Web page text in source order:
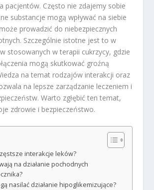
pacjentów. Często nie zdajemy sobie
substancje mogą wpływać na siebie
prowadzić do niebezpiecznych
Szczególnie istotne jest to w
stosowanych w terapii cukrzycy, gdzie
mogą skutkować groźną
na temat rodzajów interakcji oraz
na lepsze zarządzanie leczeniem i
Warto zgłębić ten temat,
zdrowie i bezpieczeństwo.
interakcje leków?
na działanie pochodnych
nasilać działanie hipoglikemizujące?